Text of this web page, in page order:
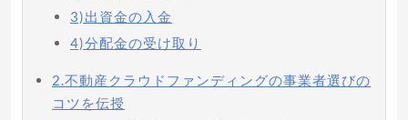
3)出資金の入金
4)分配金の受け取り
2.不動産クラウドファンディングの事業者選びの
コツを伝授